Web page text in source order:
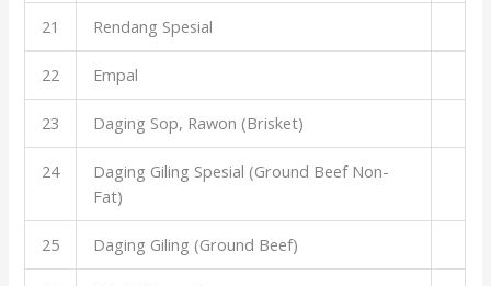
21 Rendang Spesial
22 Empal
23 Daging Sop, Rawon (Brisket)
24
Daging Giling Spesial (Ground Beef Non-
Fat)
25 Daging Giling (Ground Beef)